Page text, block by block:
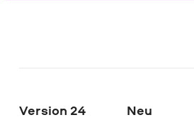
Version 24 Neu